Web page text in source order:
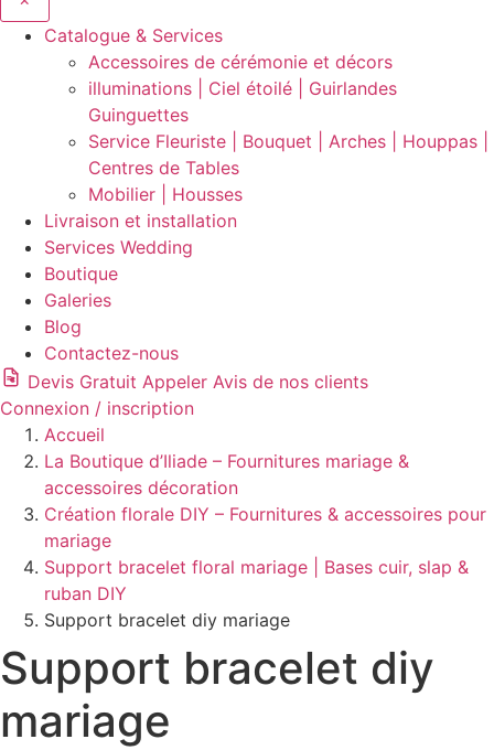
Catalogue & Services
Accessoires de cérémonie et décors
illuminations | Ciel étoilé | Guirlandes
Guinguettes
Service Fleuriste | Bouquet | Arches | Houppas |
Centres de Tables
Mobilier | Housses
Livraison et installation
Services Wedding
Boutique
Galeries
Blog
Contactez-nous
Devis Gratuit Appeler Avis de nos clients
Connexion / inscription
Accueil
La Boutique d’Iliade – Fournitures mariage &
accessoires décoration
Création florale DIY – Fournitures & accessoires pour
mariage
Support bracelet floral mariage | Bases cuir, slap &
ruban DIY
Support bracelet diy mariage
Support bracelet diy
mariage